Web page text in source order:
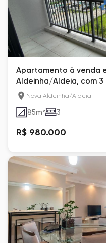
Apartamento à venda
Aldeinha/Aldeia, com 3
Nova Aldeinha/Aldeia
85m² 3
R$ 980.000